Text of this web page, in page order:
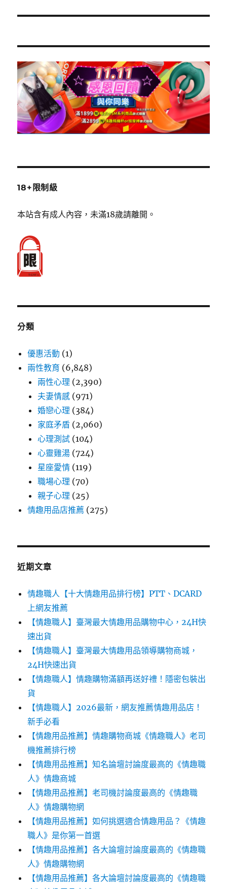
文
18+限制級
本站含有成人內容，未滿18歲請離開。
分類
優惠活動 (1)
兩性教育 (6,848)
兩性心理 (2,390)
夫妻情感 (971)
婚戀心理 (384)
家庭矛盾 (2,060)
心理測試 (104)
心靈雞湯 (724)
星座愛情 (119)
職場心理 (70)
親子心理 (25)
情趣用品店推薦 (275)
近期文章
情趣職人【十大情趣用品排行榜】PTT、DCARD
上網友推薦
【情趣職人】臺灣最大情趣用品購物中心，24H快
速出貨
【情趣職人】臺灣最大情趣用品領導購物商城，
24H快速出貨
【情趣職人】情趣購物滿額再送好禮！隱密包裝出
貨
【情趣職人】2026最新，網友推薦情趣用品店！
新手必看
【情趣用品推薦】情趣購物商城《情趣職人》老司
機推薦排行榜
【情趣用品推薦】知名論壇討論度最高的《情趣職
人》情趣商城
【情趣用品推薦】老司機討論度最高的《情趣職
人》情趣購物網
【情趣用品推薦】如何挑選適合情趣用品？《情趣
職人》是你第一首選
【情趣用品推薦】各大論壇討論度最高的《情趣職
人》情趣購物網
【情趣用品推薦】各大論壇討論度最高的《情趣職